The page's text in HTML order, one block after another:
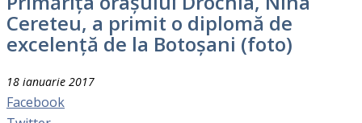
Cereteu, a primit o diplomă de
excelență de la Botoșani (foto)
18 ianuarie 2017
Facebook